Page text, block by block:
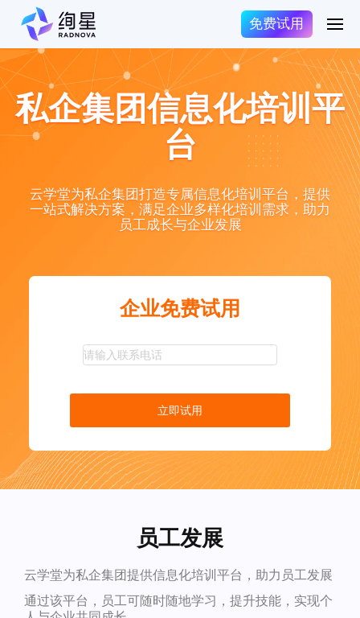
免费试用
私企集团信息化培训平
台
云学堂为私企集团打造专属信息化培训平台，提供
一站式解决方案，满足企业多样化培训需求，助力
员工成长与企业发展
企业免费试用
立即试用
员工发展
云学堂为私企集团提供信息化培训平台，助力员工发展
通过该平台，员工可随时随地学习，提升技能，实现个